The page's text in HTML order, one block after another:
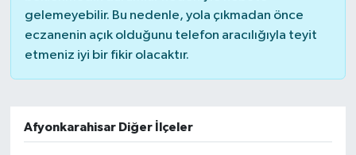
gelemeyebilir. Bu nedenle, yola çıkmadan önce
eczanenin açık olduğunu telefon aracılığıyla teyit
etmeniz iyi bir fikir olacaktır.
Afyonkarahisar Diğer İlçeler
Bilim, Teknoloji